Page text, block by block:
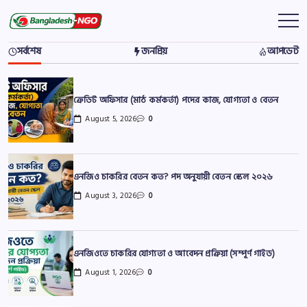
to
content
Bangladesh
NGO
বাংলাদেশের
সকল
এনজিও
সংক্রান্ত
তথ্য
সর্বশেষ জনপ্রিয় আপডেট
ক্রেডিট অফিসার (মাঠ কর্মকর্তা) পদের কাজ, যোগ্যতা ও বেতন
August 5, 2026 0
এনজিও চাকরির বেতন কত? পদ অনুযায়ী বেতন স্কেল ২০২৬
August 3, 2026 0
এনজিওতে চাকরির যোগ্যতা ও আবেদন প্রক্রিয়া (সম্পূর্ণ গাইড)
August 1, 2026 0